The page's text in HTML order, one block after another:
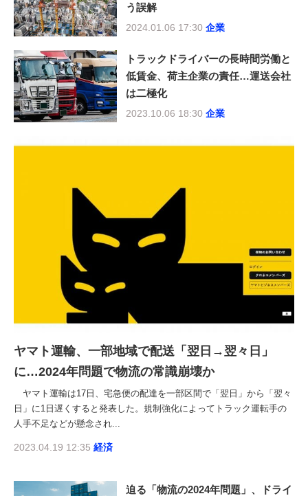
う誤解
2024.01.06 17:30 企業
トラックドライバーの長時間労働と
低賃金、荷主企業の責任…運送会社
は二極化
2023.10.06 18:30 企業
ヤマト運輸、一部地域で配送「翌日→翌々日」
に…2024年問題で物流の常識崩壊か
ヤマト運輸は17日、宅急便の配達を一部区間で「翌日」から「翌々
日」に1日遅くすると発表した。規制強化によってトラック運転手の
人手不足などが懸念され...
2023.04.19 12:35 経済
迫る「物流の2024年問題」、ドライ